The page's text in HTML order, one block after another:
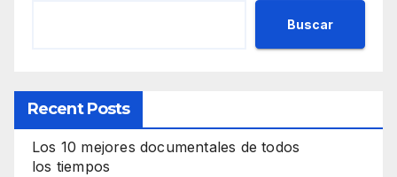
Buscar
Recent Posts
Los 10 mejores documentales de todos
los tiempos